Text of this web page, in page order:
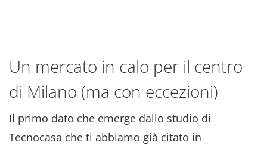
Un mercato in calo per il centro
di Milano (ma con eccezioni)
Il primo dato che emerge dallo studio di
Tecnocasa che ti abbiamo già citato in